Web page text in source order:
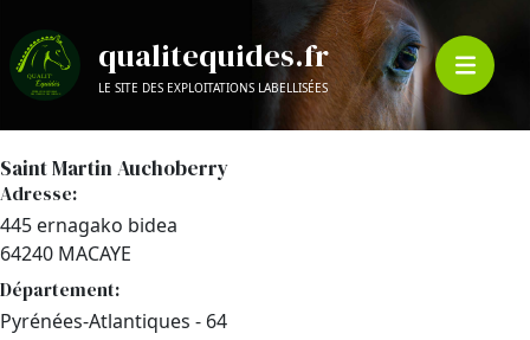
qualitequides.fr
LE SITE DES EXPLOITATIONS LABELLISÉES
Saint Martin Auchoberry
Adresse:
445 ernagako bidea
64240 MACAYE
Département:
Pyrénées-Atlantiques - 64